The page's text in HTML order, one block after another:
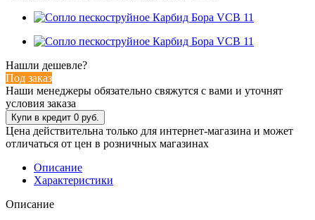
Нашли дешевле?
Под заказ
Наши менеджеры обязательно свяжутся с вами и уточнят
условия заказа
Цена действительна только для интернет-магазина и может
отличаться от цен в розничных магазинах
Описание
Характеристики
Описание